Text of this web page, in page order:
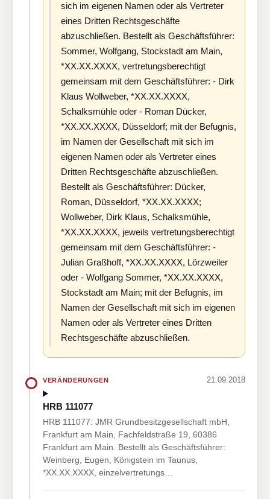
sich im eigenen Namen oder als Vertreter
eines Dritten Rechtsgeschäfte
abzuschließen. Bestellt als Geschäftsführer:
Sommer, Wolfgang, Stockstadt am Main,
*XX.XX.XXXX, vertretungsberechtigt
gemeinsam mit dem Geschäftsführer: - Dirk
Klaus Wollweber, *XX.XX.XXXX,
Schalksmühle oder - Roman Dücker,
*XX.XX.XXXX, Düsseldorf; mit der Befugnis,
im Namen der Gesellschaft mit sich im
eigenen Namen oder als Vertreter eines
Dritten Rechtsgeschäfte abzuschließen.
Bestellt als Geschäftsführer: Dücker,
Roman, Düsseldorf, *XX.XX.XXXX;
Wollweber, Dirk Klaus, Schalksmühle,
*XX.XX.XXXX, jeweils vertretungsberechtigt
gemeinsam mit dem Geschäftsführer: -
Julian Graßhoff, *XX.XX.XXXX, Lörzweiler
oder - Wolfgang Sommer, *XX.XX.XXXX,
Stockstadt am Main; mit der Befugnis, im
Namen der Gesellschaft mit sich im eigenen
Namen oder als Vertreter eines Dritten
Rechtsgeschäfte abzuschließen.
VERÄNDERUNGEN 21.09.2018
HRB 111077
HRB 111077: JMR Grundbesitzgesellschaft mbH,
Frankfurt am Main, Fachfeldstraße 19, 60386
Frankfurt am Main. Bestellt als Geschäftsführer:
Weinberg, Eugen, Königstein im Taunus,
*XX.XX.XXXX, einzelvertretungs…